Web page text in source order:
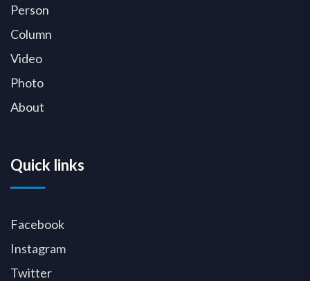
Person
Column
Video
Photo
About
Quick links
Facebook
Instagram
Twitter